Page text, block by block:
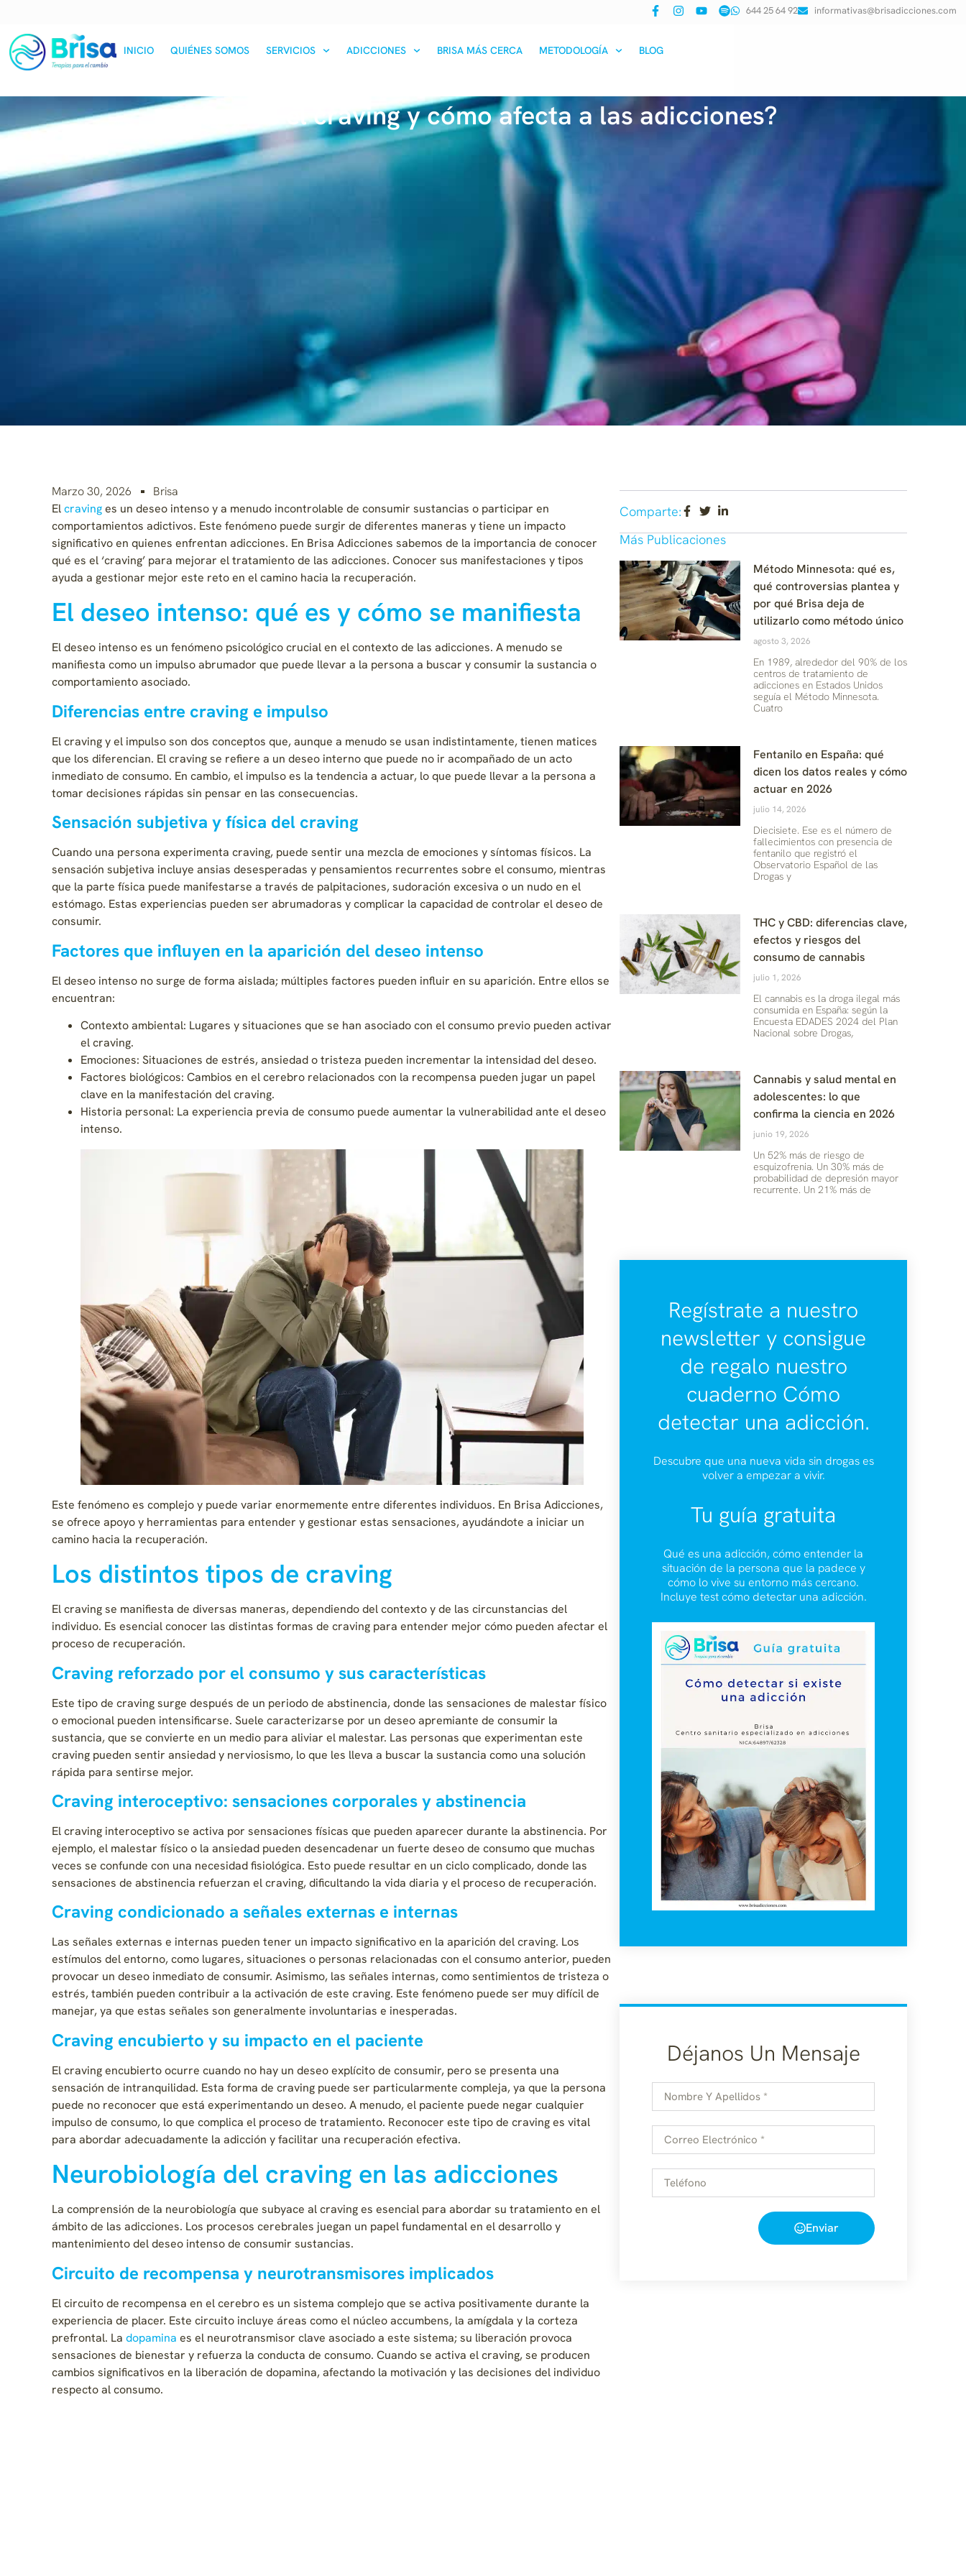
644 25 64 92 informativas@brisadicciones.com
INICIO QUIÉNES SOMOS SERVICIOS ADICCIONES BRISA MÁS CERCA METODOLOGÍA BLOG
¿Qué es el craving y cómo afecta a las adicciones?
Marzo 30, 2026
Brisa
Elcravinges un deseo intenso y a menudo incontrolable de consumir sustancias o participar en
comportamientos adictivos. Este fenómeno puede surgir de diferentes maneras y tiene un impacto
significativo en quienes enfrentan adicciones. En Brisa Adicciones sabemos de la importancia de conocer
qué es el ‘craving’ para mejorar el tratamiento de las adicciones. Conocer sus manifestaciones y tipos
ayuda a gestionar mejor este reto en el camino hacia la recuperación.
El deseo intenso: qué es y cómo se manifiesta
El deseo intenso es un fenómeno psicológico crucial en el contexto de las adicciones. A menudo se
manifiesta como un impulso abrumador que puede llevar a la persona a buscar y consumir la sustancia o
comportamiento asociado.
Diferencias entre craving e impulso
El craving y el impulso son dos conceptos que, aunque a menudo se usan indistintamente, tienen matices
que los diferencian. El craving se refiere a un deseo interno que puede no ir acompañado de un acto
inmediato de consumo. En cambio, el impulso es la tendencia a actuar, lo que puede llevar a la persona a
tomar decisiones rápidas sin pensar en las consecuencias.
Sensación subjetiva y física del craving
Cuando una persona experimenta craving, puede sentir una mezcla de emociones y síntomas físicos. La
sensación subjetiva incluye ansias desesperadas y pensamientos recurrentes sobre el consumo, mientras
que la parte física puede manifestarse a través de palpitaciones, sudoración excesiva o un nudo en el
estómago. Estas experiencias pueden ser abrumadoras y complicar la capacidad de controlar el deseo de
consumir.
Factores que influyen en la aparición del deseo intenso
El deseo intenso no surge de forma aislada; múltiples factores pueden influir en su aparición. Entre ellos se
encuentran:
Contexto ambiental: Lugares y situaciones que se han asociado con el consumo previo pueden activar
el craving.
Emociones: Situaciones de estrés, ansiedad o tristeza pueden incrementar la intensidad del deseo.
Factores biológicos: Cambios en el cerebro relacionados con la recompensa pueden jugar un papel
clave en la manifestación del craving.
Historia personal: La experiencia previa de consumo puede aumentar la vulnerabilidad ante el deseo
intenso.
Este fenómeno es complejo y puede variar enormemente entre diferentes individuos. En Brisa Adicciones,
se ofrece apoyo y herramientas para entender y gestionar estas sensaciones, ayudándote a iniciar un
camino hacia la recuperación.
Los distintos tipos de craving
El craving se manifiesta de diversas maneras, dependiendo del contexto y de las circunstancias del
individuo. Es esencial conocer las distintas formas de craving para entender mejor cómo pueden afectar el
proceso de recuperación.
Craving reforzado por el consumo y sus características
Este tipo de craving surge después de un periodo de abstinencia, donde las sensaciones de malestar físico
o emocional pueden intensificarse. Suele caracterizarse por un deseo apremiante de consumir la
sustancia, que se convierte en un medio para aliviar el malestar. Las personas que experimentan este
craving pueden sentir ansiedad y nerviosismo, lo que les lleva a buscar la sustancia como una solución
rápida para sentirse mejor.
Craving interoceptivo: sensaciones corporales y abstinencia
El craving interoceptivo se activa por sensaciones físicas que pueden aparecer durante la abstinencia. Por
ejemplo, el malestar físico o la ansiedad pueden desencadenar un fuerte deseo de consumo que muchas
veces se confunde con una necesidad fisiológica. Esto puede resultar en un ciclo complicado, donde las
sensaciones de abstinencia refuerzan el craving, dificultando la vida diaria y el proceso de recuperación.
Craving condicionado a señales externas e internas
Las señales externas e internas pueden tener un impacto significativo en la aparición del craving. Los
estímulos del entorno, como lugares, situaciones o personas relacionadas con el consumo anterior, pueden
provocar un deseo inmediato de consumir. Asimismo, las señales internas, como sentimientos de tristeza o
estrés, también pueden contribuir a la activación de este craving. Este fenómeno puede ser muy difícil de
manejar, ya que estas señales son generalmente involuntarias e inesperadas.
Craving encubierto y su impacto en el paciente
El craving encubierto ocurre cuando no hay un deseo explícito de consumir, pero se presenta una
sensación de intranquilidad. Esta forma de craving puede ser particularmente compleja, ya que la persona
puede no reconocer que está experimentando un deseo. A menudo, el paciente puede negar cualquier
impulso de consumo, lo que complica el proceso de tratamiento. Reconocer este tipo de craving es vital
para abordar adecuadamente la adicción y facilitar una recuperación efectiva.
Neurobiología del craving en las adicciones
La comprensión de la neurobiología que subyace al craving es esencial para abordar su tratamiento en el
ámbito de las adicciones. Los procesos cerebrales juegan un papel fundamental en el desarrollo y
mantenimiento del deseo intenso de consumir sustancias.
Circuito de recompensa y neurotransmisores implicados
El circuito de recompensa en el cerebro es un sistema complejo que se activa positivamente durante la
experiencia de placer. Este circuito incluye áreas como el núcleo accumbens, la amígdala y la corteza
prefrontal. La dopamina es el neurotransmisor clave asociado a este sistema; su liberación provoca
sensaciones de bienestar y refuerza la conducta de consumo. Cuando se activa el craving, se producen
cambios significativos en la liberación de dopamina, afectando la motivación y las decisiones del individuo
respecto al consumo.
Comparte:
Más Publicaciones
Método Minnesota: qué es,
qué controversias plantea y
por qué Brisa deja de
utilizarlo como método único
agosto 3, 2026
En 1989, alrededor del 90% de los
centros de tratamiento de
adicciones en Estados Unidos
seguía el Método Minnesota.
Cuatro
Fentanilo en España: qué
dicen los datos reales y cómo
actuar en 2026
julio 14, 2026
Diecisiete. Ese es el número de
fallecimientos con presencia de
fentanilo que registró el
Observatorio Español de las
Drogas y
THC y CBD: diferencias clave,
efectos y riesgos del
consumo de cannabis
julio 1, 2026
El cannabis es la droga ilegal más
consumida en España: según la
Encuesta EDADES 2024 del Plan
Nacional sobre Drogas,
Cannabis y salud mental en
adolescentes: lo que
confirma la ciencia en 2026
junio 19, 2026
Un 52% más de riesgo de
esquizofrenia. Un 30% más de
probabilidad de depresión mayor
recurrente. Un 21% más de
Regístrate a nuestro
newsletter y consigue
de regalo nuestro
cuaderno Cómo
detectar una adicción.
Descubre que una nueva vida sin drogas es
volver a empezar a vivir.
Tu guía gratuita
Qué es una adicción, cómo entender la
situación de la persona que la padece y
cómo lo vive su entorno más cercano.
Incluye test cómo detectar una adicción.
Déjanos Un Mensaje
Enviar